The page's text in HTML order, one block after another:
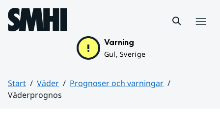
Hoppa till sidans innehåll
Varning
Gul, Sverige
Start Väder
Prognoser och varningar
Väderprognos